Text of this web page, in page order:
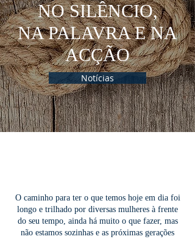
NO SILÊNCIO,
NA PALAVRA E NA
ACÇÃO
Notícias
O caminho para ter o que temos hoje em dia foi
longo e trilhado por diversas mulheres à frente
do seu tempo, ainda há muito o que fazer, mas
não estamos sozinhas e as próximas gerações